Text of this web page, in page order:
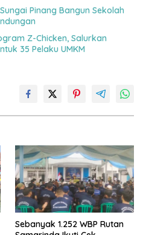
Pinang Bangun Sekolah
Z-Chicken, Salurkan
35 Pelaku UMKM
Sebanyak 1.252 WBP Rutan